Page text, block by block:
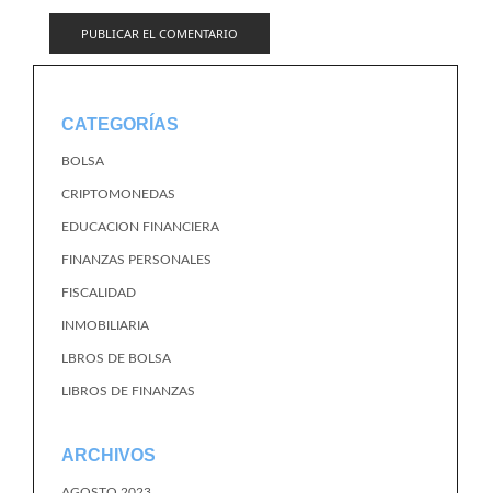
CATEGORÍAS
BOLSA
CRIPTOMONEDAS
EDUCACION FINANCIERA
FINANZAS PERSONALES
FISCALIDAD
INMOBILIARIA
LBROS DE BOLSA
LIBROS DE FINANZAS
ARCHIVOS